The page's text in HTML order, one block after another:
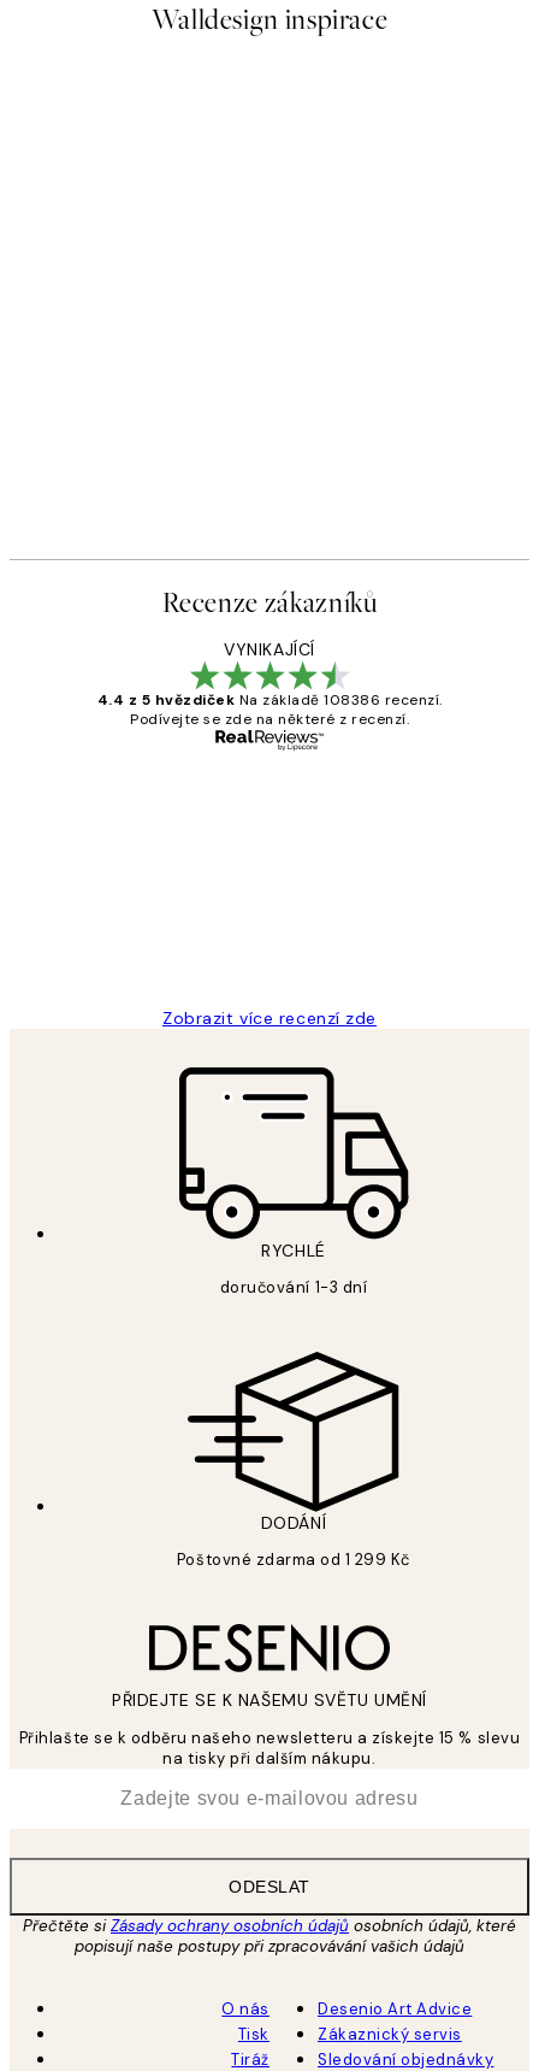
Walldesign inspirace
Recenze zákazníků
VYNIKAJÍCÍ
4.4 z 5 hvězdiček Na základě 108386 recenzí.
Podívejte se zde na některé z recenzí.
Zobrazit více recenzí zde
RYCHLÉ
doručování 1-3 dní
DODÁNÍ
Poštovné zdarma od 1 299 Kč
PŘIDEJTE SE K NAŠEMU SVĚTU UMĚNÍ
Přihlašte se k odběru našeho newsletteru a získejte 15 % slevu
na tisky při dalším nákupu.
ODESLAT
Přečtěte siZásady ochrany osobních údajů osobních údajů, které
popisují naše postupy při zpracovávání vašich údajů
O nás
Tisk
Tiráž
Desenio Art Advice
Zákaznický servis
Sledování objednávky